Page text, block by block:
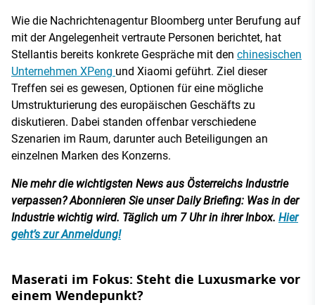
Wie die Nachrichtenagentur Bloomberg unter Berufung auf
mit der Angelegenheit vertraute Personen berichtet, hat
Stellantis bereits konkrete Gespräche mit den chinesischen
Unternehmen XPeng und Xiaomi geführt. Ziel dieser
Treffen sei es gewesen, Optionen für eine mögliche
Umstrukturierung des europäischen Geschäfts zu
diskutieren. Dabei standen offenbar verschiedene
Szenarien im Raum, darunter auch Beteiligungen an
einzelnen Marken des Konzerns.
Nie mehr die wichtigsten News aus Österreichs Industrie
verpassen? Abonnieren Sie unser Daily Briefing: Was in der
Industrie wichtig wird. Täglich um 7 Uhr in ihrer Inbox. Hier
geht’s zur Anmeldung!
Maserati im Fokus: Steht die Luxusmarke vor
einem Wendepunkt?